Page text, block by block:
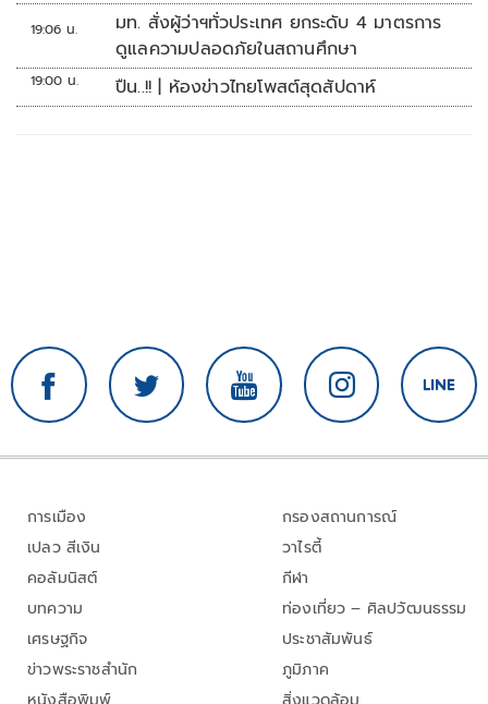
19:06 น.
มท. สั่งผู้ว่าฯทั่วประเทศ ยกระดับ 4 มาตรการ
ดูแลความปลอดภัยในสถานศึกษา
19:00 น. ปืน..!! | ห้องข่าวไทยโพสต์สุดสัปดาห์
การเมือง
เปลว สีเงิน
คอลัมนิสต์
บทความ
เศรษฐกิจ
ข่าวพระราชสำนัก
กรองสถานการณ์
วาไรตี้
กีฬา
ท่องเที่ยว – ศิลปวัฒนธรรม
ประชาสัมพันธ์
ภูมิภาค